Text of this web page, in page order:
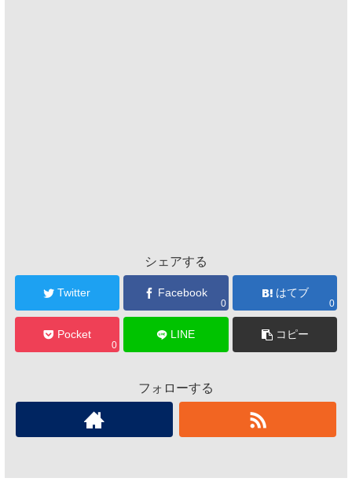
シェアする
Twitter Facebook
0
はてブ
0
Pocket
0
LINE コピー
フォローする